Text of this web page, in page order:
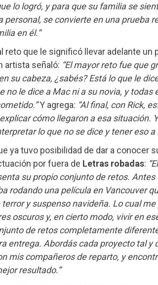
lo logró, y para que su familia se
personal, se convierte en una prueba
en él.”
reto que le significó llevar adelante
artista señaló: “El mayor reto fue que
su cabeza, ¿sabés? Está lo que le
no le dice a Mac ni a su novia, y
Y agrega: “Al final, con Rick,
cómo llegaron a esa situación.
lo que no se dice y tener eso
ya tuvo posibilidad de dar a
por fuera de Letras robadas:
su propio conjunto de retos.
rodando una película en Vancouver
terror y suspenso navideña. Lo cual
oscuros y, en cierto modo, vivir en
de retos completamente
entrega. Abordás cada proyecto tal y
mis compañeros de reparto, y
resultado.”